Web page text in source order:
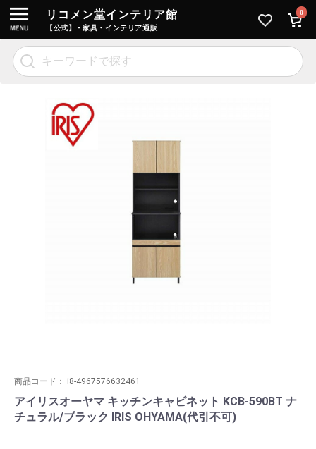
リコメン堂インテリア館
【公式】 - 家具・インテリア通販
0
商品コード： i8-4967576632461
アイリスオーヤマ キッチンキャビネット KCB-590BT ナ
チュラル/ブラック IRIS OHYAMA(代引不可)